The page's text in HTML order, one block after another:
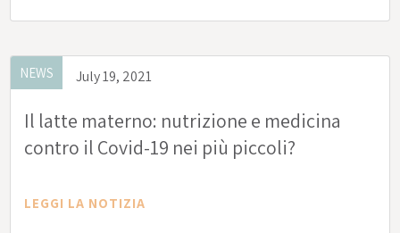
NEWS July 19, 2021
Il latte materno: nutrizione e medicina
contro il Covid-19 nei più piccoli?
LEGGI LA NOTIZIA